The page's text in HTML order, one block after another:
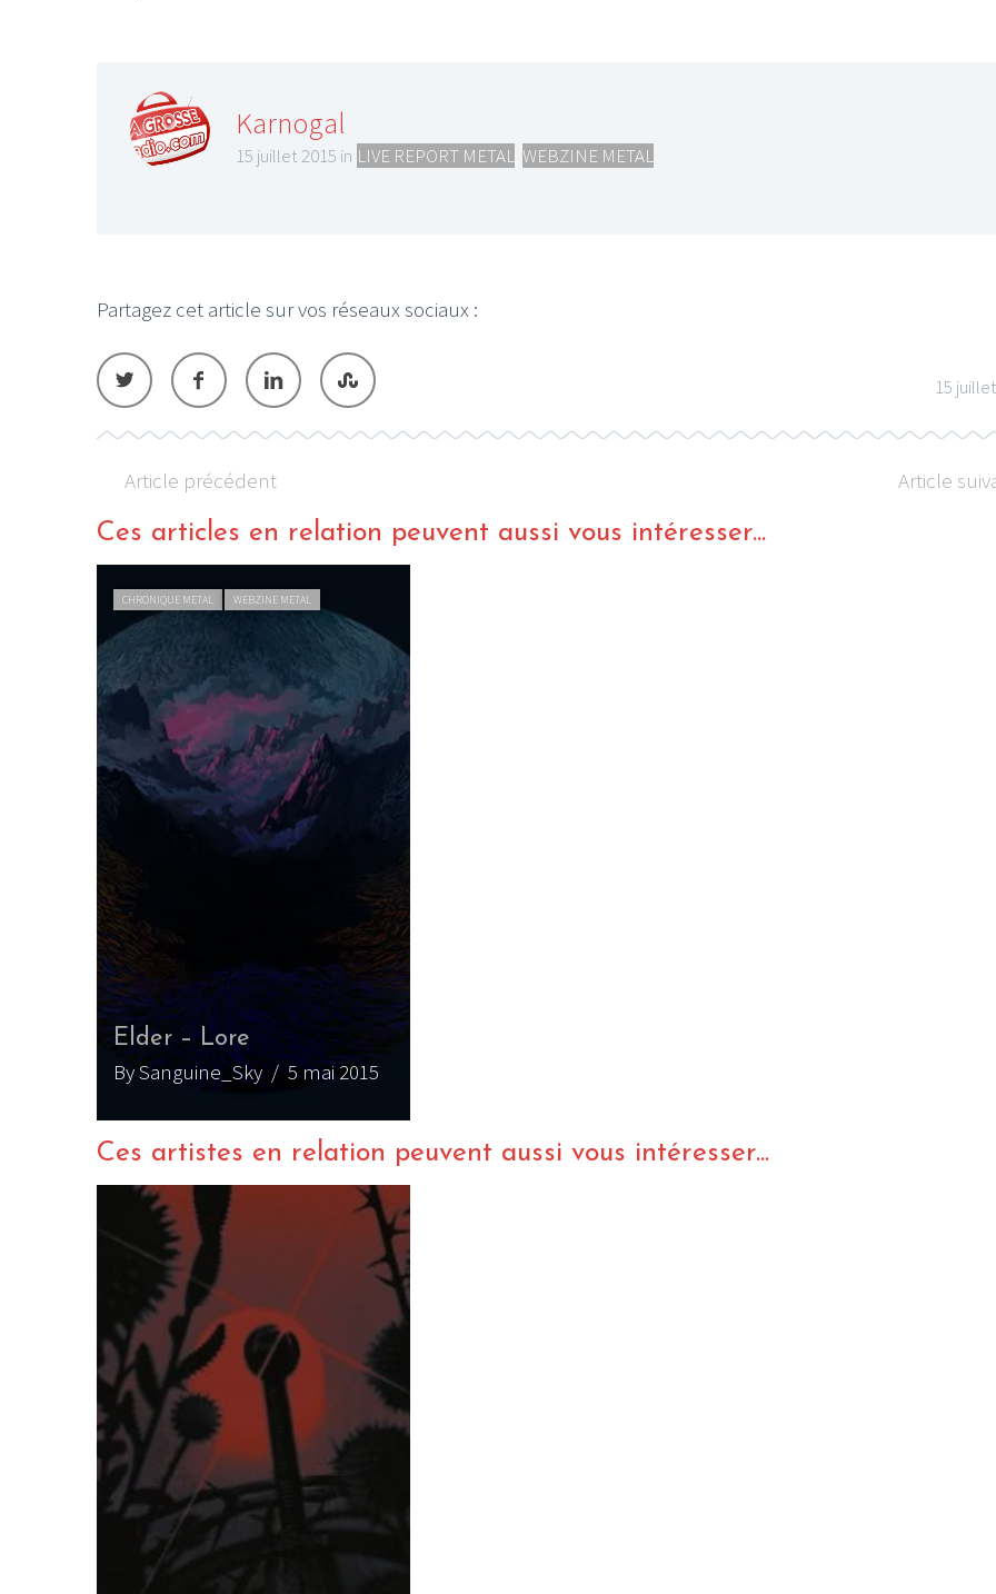
Karnogal
15 juillet 2015 in LIVE REPORT METAL WEBZINE METAL
Partagez cet article sur vos réseaux sociaux :
15
Article précédent Article
Ces articles en relation peuvent aussi vous intéresser...
CHRONIQUE METAL WEBZINE METAL
Elder – Lore
By Sanguine_Sky / 5 mai 2015
Ces artistes en relation peuvent aussi vous intéresser...